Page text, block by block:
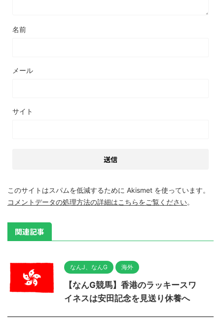
名前
メール
サイト
このサイトはスパムを低減するために Akismet を使っています。
コメントデータの処理方法の詳細はこちらをご覧ください。
関連記事
なんJ、なんG 海外
【なんG競馬】香港のラッキースワ
イネスは安田記念を見送り休養へ